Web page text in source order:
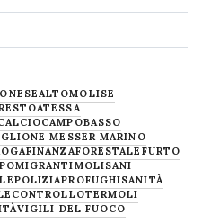
ALTOMOLISE
ATESSA
CAMPOBASSO
MESSER MARINO
FINANZAFORESTALE FURTO
MIGRANTIMOLISANI
POLIZIAPROFUGHISANITÀ
TERMOLI
VIGILI DEL FUOCO